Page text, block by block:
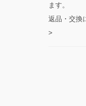
ます。
返品・交換
>